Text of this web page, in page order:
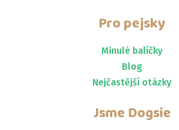
Pro pejsky
Minulé balíčky
Blog
Nejčastější otázky
Jsme Dogsie